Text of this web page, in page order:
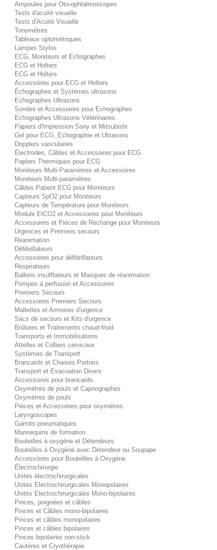
Ampoules pour Oto-ophtalmoscopes
Tests d'acuité visuelle
Tests d'Acuité Visuelle
Tonomètres
Tableaux optométriques
Lampes Stylos
ECG, Moniteurs et Echographes
ECG et Holters
ECG et Holters
Accessoires pour ECG et Holters
Échographes et Systèmes ultrasons
Echographes Ultrasons
Sondes et Accessoires pour Echographes
Echographes Ultrasons Vétérinaires
Papiers d'Impression Sony et Mitsubishi
Gel pour ECG, Echographie et Ultrasons
Dopplers vasculaires
Électrodes, Câbles et Accessoires pour ECG
Papiers Thermiques pour ECG
Moniteurs Multi-Paramètres et Accessoires
Moniteurs Multi-paramètres
Câbles Patient ECG pour Moniteurs
Capteurs SpO2 pour Moniteurs
Capteurs de Température pour Moniteurs
Module EtCO2 et Accessoires pour Moniteurs
Accessoires et Pièces de Rechange pour Moniteurs
Urgences et Premiers secours
Réanimation
Défibrillateurs
Accessoires pour défibrillateurs
Respirateurs
Ballons insufflateurs et Masques de réanimation
Pompes à perfusion et Accessoires
Premiers Secours
Accessoires Premiers Secours
Mallettes et Armoires d'urgence
Sacs de secours et Kits d'urgence
Brûlures et Traitements chaud-froid
Transports et Immobilisations
Attelles et Colliers cervicaux
Systèmes de Transport
Brancards et Chaises Portoirs
Transport et Evacuation Divers
Accessoires pour brancards
Oxymètres de pouls et Capnographes
Oxymètres de pouls
Pièces et Accessoires pour oxymètres
Laryngoscopes
Garrots pneumatiques
Mannequins de formation
Bouteilles à oxygène et Détendeurs
Bouteilles à Oxygène avec Détendeur ou Soupape
Accessoires pour Bouteilles à Oxygène
Électrochirurgie
Unités électrochirurgicales
Unités Electrochirurgicales Monopolaires
Unités Electrochirurgicales Mono-bipolaires
Pinces, poignées et câbles
Pinces et Câbles mono-bipolaires
Pinces et câbles monopolaires
Pinces et câbles bipolaires
Pinces bipolaires non-stick
Cautères et Cryothérapie